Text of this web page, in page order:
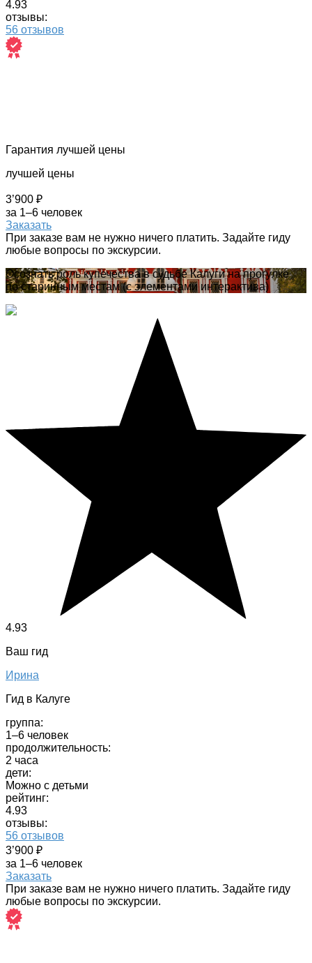
4.93
отзывы:
56 отзывов
Гарантия лучшей цены
лучшей цены
3’900 ₽
за 1–6 человек
Заказать
При заказе вам не нужно ничего платить. Задайте гиду
любые вопросы по экскурсии.
Осознать роль купечества в судьбе Калуги на прогулке
по старинным местам (с элементами интерактива)
4.93
Ваш гид
Ирина
Гид в Калуге
группа:
1–6 человек
продолжительность:
2 часа
дети:
Можно с детьми
рейтинг:
4.93
отзывы:
56 отзывов
3’900 ₽
за 1–6 человек
Заказать
При заказе вам не нужно ничего платить. Задайте гиду
любые вопросы по экскурсии.